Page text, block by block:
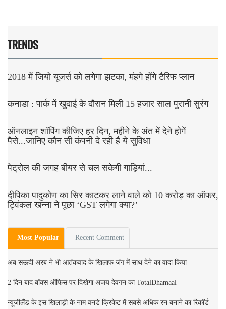
TRENDS
2018 में जियो यूजर्स को लगेगा झटका, मंहगे होंगे टैरिफ प्लान
कनाडा : पार्क में खुदाई के दौरान मिली 15 हजार साल पुरानी सुरंग
ऑनलाइन शॉपिंग कीजिए हर दिन, महीने के अंत में देने होगें
पैसे...जानिए कौन सी कंपनी दे रही है ये सुविधा
पेट्रोल की जगह बीयर से चल सकेगी गाड़ियां...
दीपिका पादुकोण का सिर काटकर लाने वाले को 10 करोड़ का ऑफर,
ट्विंकल खन्ना ने पूछा ‘GST लगेगा क्या?’
Most Popular Recent Comment
अब सऊदी अरब ने भी आतंकवाद के खिलाफ जंग में साथ देने का वादा किया
2 दिन बाद बॉक्स ऑफिस पर दिखेगा अजय देवगन का TotalDhamaal
न्यूजीलैंड के इस खिलाड़ी के नाम वनडे क्रिकेट में सबसे अधिक रन बनाने का रिकॉर्ड